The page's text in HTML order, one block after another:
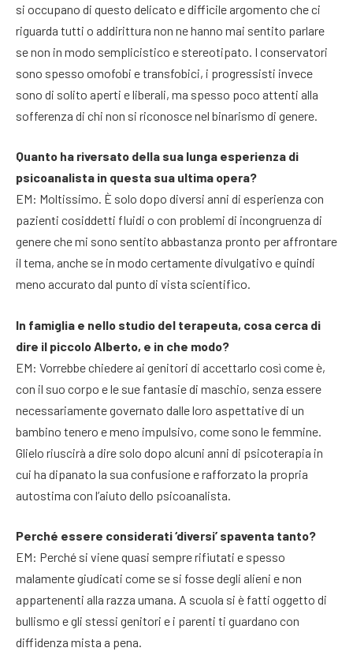
si occupano di questo delicato e difficile argomento che ci
riguarda tutti o addirittura non ne hanno mai sentito parlare
se non in modo semplicistico e stereotipato. I conservatori
sono spesso omofobi e transfobici, i progressisti invece
sono di solito aperti e liberali, ma spesso poco attenti alla
sofferenza di chi non si riconosce nel binarismo di genere.
Quanto ha riversato della sua lunga esperienza di
psicoanalista in questa sua ultima opera?
EM: Moltissimo. È solo dopo diversi anni di esperienza con
pazienti cosiddetti fluidi o con problemi di incongruenza di
genere che mi sono sentito abbastanza pronto per affrontare
il tema, anche se in modo certamente divulgativo e quindi
meno accurato dal punto di vista scientifico.
In famiglia e nello studio del terapeuta, cosa cerca di
dire il piccolo Alberto, e in che modo?
EM: Vorrebbe chiedere ai genitori di accettarlo così come è,
con il suo corpo e le sue fantasie di maschio, senza essere
necessariamente governato dalle loro aspettative di un
bambino tenero e meno impulsivo, come sono le femmine.
Glielo riuscirà a dire solo dopo alcuni anni di psicoterapia in
cui ha dipanato la sua confusione e rafforzato la propria
autostima con l’aiuto dello psicoanalista.
Perché essere considerati ‘diversi’ spaventa tanto?
EM: Perché si viene quasi sempre rifiutati e spesso
malamente giudicati come se si fosse degli alieni e non
appartenenti alla razza umana. A scuola si è fatti oggetto di
bullismo e gli stessi genitori e i parenti ti guardano con
diffidenza mista a pena.